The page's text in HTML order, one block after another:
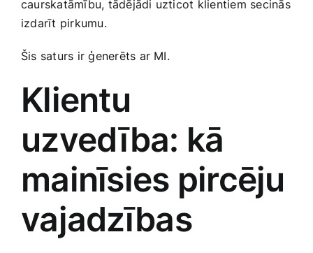
caurskatāmību, tādējādi uzticot klientiem secinās
izdarīt pirkumu.
Šis saturs ir ģenerēts ar MI.
Klientu
uzvedība: kā
mainīsies pircēju
vajadzības